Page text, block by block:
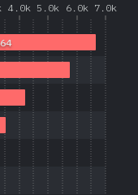
4.0k 5.0k 6.0k 7.0k